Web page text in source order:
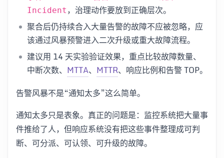
Incident ，治理动作要放到正确层次。
聚合后仍持续合入大量告警的故障不应被忽略，应
该通过风暴预警进入二次升级或重大故障流程。
建议用 14 天实验验证效果，重点比较故障数量、
中断次数、 MTTA、 MTTR、响应比例和告警 TOP。
告警风暴不是“通知太多”这么简单。
通知太多只是表象。真正的问题是：监控系统把大量事
件推给了人，但响应系统没有把这些事件整理成可判
断、可分派、可认领、可升级的故障。